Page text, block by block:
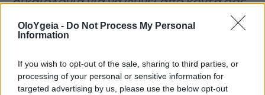
OloYgeia - Do Not Process My Personal
Information
If you wish to opt-out of the sale, sharing to third parties, or
processing of your personal or sensitive information for
targeted advertising by us, please use the below opt-out
ίσως πάει για έναν περίπατο ή
εξαφανίζεται για μερικές ώρες για να
“καθαρίσει το μυαλό του”».